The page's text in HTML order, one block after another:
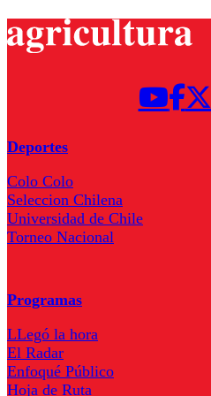
Deportes
Colo Colo
Seleccion Chilena
Universidad de Chile
Torneo Nacional
Programas
LLegó la hora
El Radar
Enfoqué Público
Hoja de Ruta